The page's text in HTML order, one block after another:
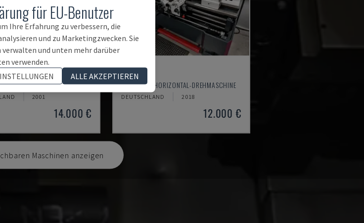
200X1000
DREHMASCHINE
2001
14.000 €
TH 4610
OPTIMUM - HORIZONTAL-DREHMASCHINE
DEUTSCHLAND 2018
12.000 €
Maschinen anzeigen
für EU-Benutzer
Ihre Erfahrung zu verbessern, die
und zu Marketingzwecken. Sie
und unten mehr darüber
verwenden.
ALLE AKZEPTIEREN